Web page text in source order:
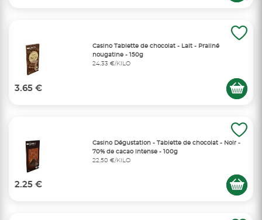
Casino Tablette de chocolat - Lait - Praliné
nougatine - 150g
24,33 €/KILO
3.65 €
Casino Dégustation - Tablette de chocolat - Noir -
70% de cacao intense - 100g
22,50 €/KILO
2.25 €